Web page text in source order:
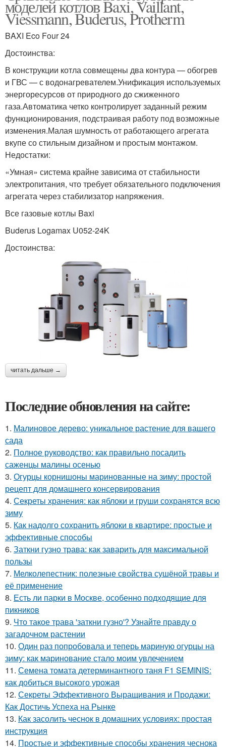
моделей котлов Baxi, Vaillant,
Viessmann, Buderus, Protherm
BAXI Eco Four 24
Достоинства:
В конструкции котла совмещены два контура — обогрев
и ГВС — с водонагревателем.Унификация используемых
энергоресурсов от природного до сжиженного
газа.Автоматика четко контролирует заданный режим
функционирования, подстраивая работу под возможные
изменения.Малая шумность от работающего агрегата
вкупе со стильным дизайном и простым монтажом.
Недостатки:
«Умная» система крайне зависима от стабильности
электропитания, что требует обязательного подключения
агрегата через стабилизатор напряжения.
Все газовые котлы Baxi
Buderus Logamax U052-24K
Достоинства:
читать дальше →
Последние обновления на сайте:
1. Малиновое дерево: уникальное растение для вашего
сада
2. Полное руководство: как правильно посадить
саженцы малины осенью
3. Огурцы корнишоны маринованные на зиму: простой
рецепт для домашнего консервирования
4. Секреты хранения: как яблоки и груши сохранятся всю
зиму
5. Как надолго сохранить яблоки в квартире: простые и
эффективные способы
6. Заткни гузно трава: как заварить для максимальной
пользы
7. Мелколепестник: полезные свойства сушёной травы и
её применение
8. Есть ли парки в Москве, особенно подходящие для
пикников
9. Что такое трава 'заткни гузно'? Узнайте правду о
загадочном растении
10. Один раз попробовала и теперь мариную огурцы на
зиму: как маринование стало моим увлечением
11. Семена томата детерминантного таня F1 SEMINIS:
как добиться высокого урожая
12. Секреты Эффективного Выращивания и Продажи:
Как Достичь Успеха на Рынке
13. Как засолить чеснок в домашних условиях: простая
инструкция
14. Простые и эффективные способы хранения чеснока